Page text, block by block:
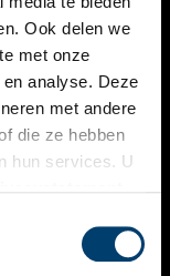
Ook delen we
met onze
analyse. Deze
met andere
die ze hebben
hun services. U